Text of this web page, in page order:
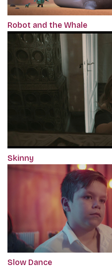
Robot and the Whale
Skinny
Slow Dance